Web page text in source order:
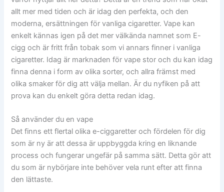
allt mer med tiden och är idag den perfekta, och den
moderna, ersättningen för vanliga cigaretter. Vape kan
enkelt kännas igen på det mer välkända namnet som E-
cigg och är fritt från tobak som vi annars finner i vanliga
cigaretter. Idag är marknaden för vape stor och du kan idag
finna denna i form av olika sorter, och allra främst med
olika smaker för dig att välja mellan. Är du nyfiken på att
prova kan du enkelt göra detta redan idag.
Så använder du en vape
Det finns ett flertal olika e-ciggaretter och fördelen för dig
som är ny är att dessa är uppbyggda kring en liknande
process och fungerar ungefär på samma sätt. Detta gör att
du som är nybörjare inte behöver vela runt efter att finna
den lättaste.